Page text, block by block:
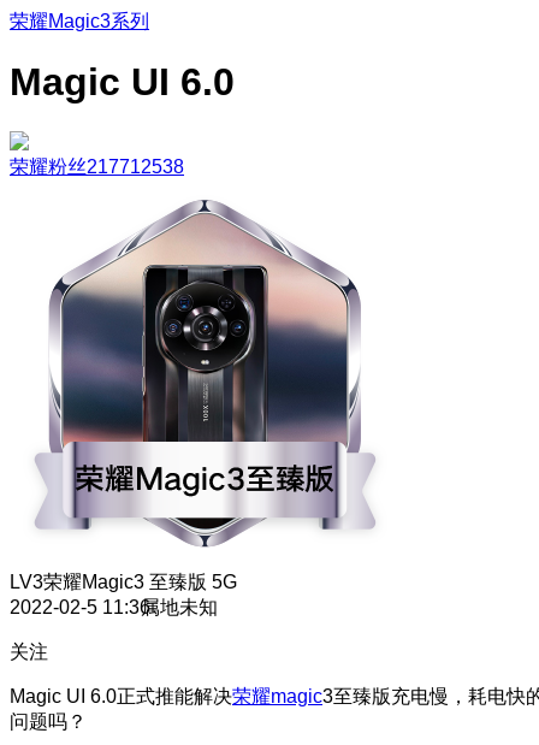
荣耀Magic3系列
Magic UI 6.0
荣耀粉丝217712538
LV3荣耀Magic3 至臻版 5G
2022-02-5 11:36属地未知
关注
Magic UI 6.0正式推能解决荣耀magic3至臻版充电慢，耗电快
问题吗？